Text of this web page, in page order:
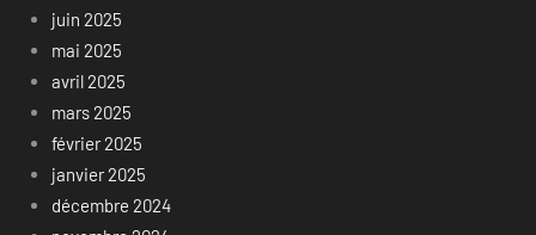
juin 2025
mai 2025
avril 2025
mars 2025
février 2025
janvier 2025
décembre 2024